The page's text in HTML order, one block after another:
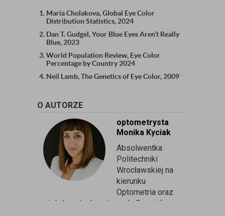
Maria Cholakova, Global Eye Color
Distribution Statistics, 2024
Dan T. Gudgel, Your Blue Eyes Aren’t Really
Blue, 2023
World Population Review, Eye Color
Percentage by Country 2024
Neil Lamb, The Genetics of Eye Color, 2009
O AUTORZE
optometrysta
Monika Kyciak
Absolwentka
Politechniki
Wrocławskiej na
kierunku
Optometria oraz
wielu kursów branżowych. Specjalizuje